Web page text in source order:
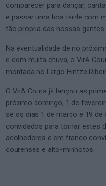
comparecer para dançar,
e passar uma boa tarde com
tão própria das nossas gentes.
Na eventualidade de no
e com muita chuva, o VirA
montada no Largo Hintze
O VirA Coura já lançou as
próximo domingo, 1 de
se os dias 1 de março e 19
convidados para tornar estes
acolhedores e em franco
courenses e alto-minhotos.